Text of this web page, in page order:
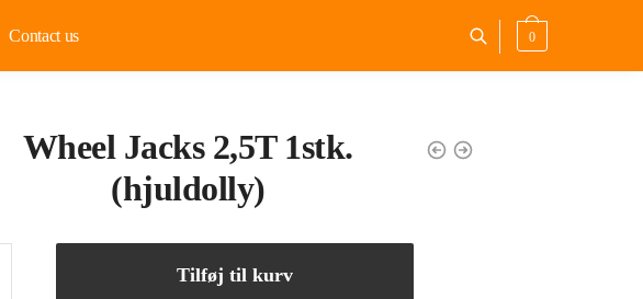
Contact us 0
Wheel Jacks 2,5T 1stk.
(hjuldolly)
Tilføj til kurv